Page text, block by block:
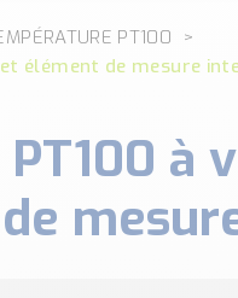
PT100
élément de mesure
à